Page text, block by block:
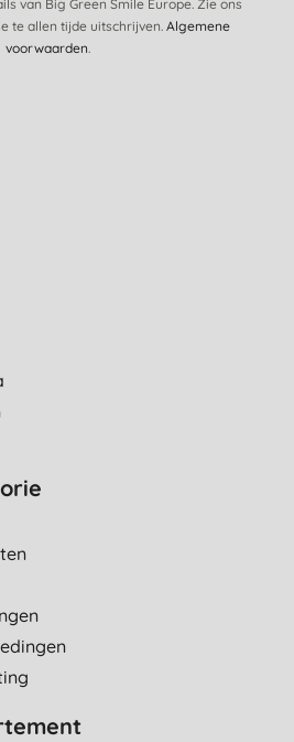
van Big Green Smile Europe. Zie ons
te allen tijde uitschrijven. Algemene
voorwaarden.